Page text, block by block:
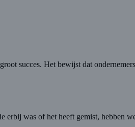
succes. Het bewijst dat
erbij was of het heeft gemist, hebben